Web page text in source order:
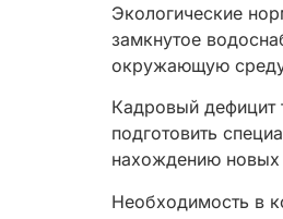
Экологические
замкнутое
окружающую среду
Кадровый дефицит
подготовить
нахождению
Необходимость в